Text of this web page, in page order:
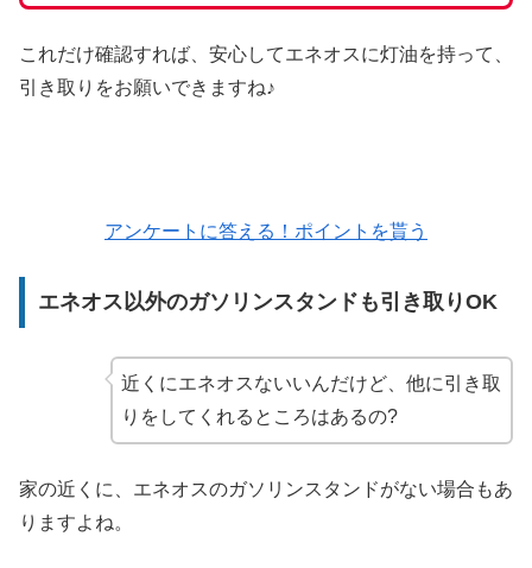
これだけ確認すれば、安心してエネオスに灯油を持って、
引き取りをお願いできますね♪
アンケートに答える！ポイントを貰う
エネオス以外のガソリンスタンドも引き取りOK
近くにエネオスないいんだけど、他に引き取
りをしてくれるところはあるの?
家の近くに、エネオスのガソリンスタンドがない場合もあ
りますよね。